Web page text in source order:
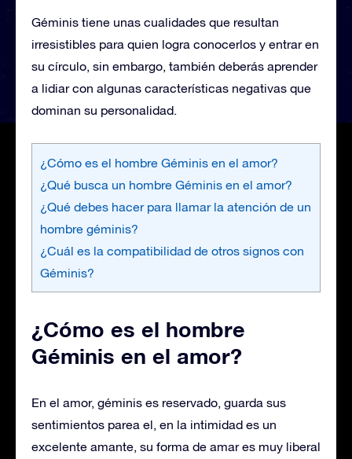
Géminis tiene unas cualidades que resultan
irresistibles para quien logra conocerlos y entrar en
su círculo, sin embargo, también deberás aprender
a lidiar con algunas características negativas que
dominan su personalidad.
¿Cómo es el hombre Géminis en el amor?
¿Qué busca un hombre Géminis en el amor?
¿Qué debes hacer para llamar la atención de un
hombre géminis?
¿Cuál es la compatibilidad de otros signos con
Géminis?
¿Cómo es el hombre
Géminis en el amor?
En el amor, géminis es reservado, guarda sus
sentimientos parea el, en la intimidad es un
excelente amante, su forma de amar es muy liberal